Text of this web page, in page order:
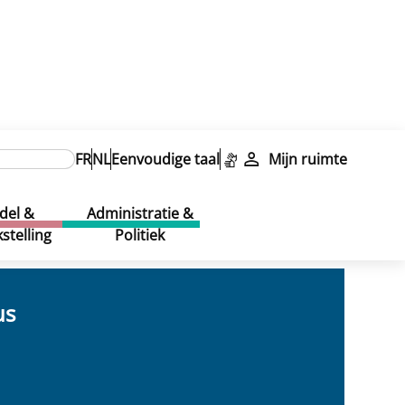
FRNLEenvoudige taal Mijn ruimte
&
Administratie &
Politiek